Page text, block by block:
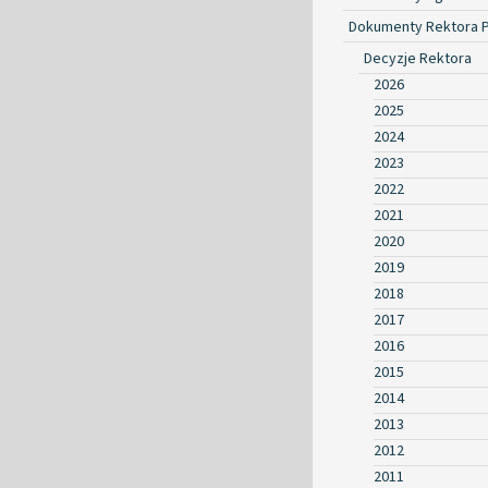
Dokumenty Rektora
Decyzje Rektora
2026
2025
2024
2023
2022
2021
2020
2019
2018
2017
2016
2015
2014
2013
2012
2011